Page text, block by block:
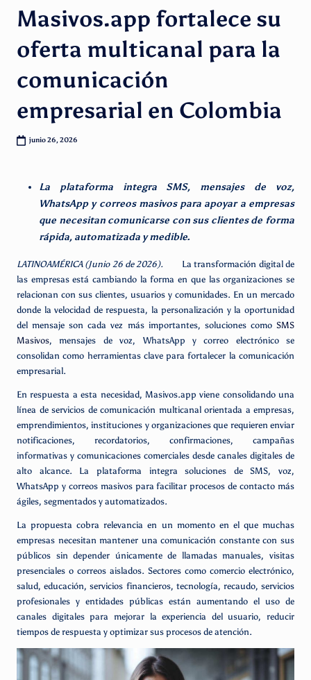
n
n
o
Masivos.app fortalece su
oferta multicanal para la
comunicación
empresarial en Colombia
junio 26, 2026
La plataforma integra SMS, mensajes de voz,
WhatsApp y correos masivos para apoyar a empresas
que necesitan comunicarse con sus clientes de forma
rápida, automatizada y medible.
LATINOAMÉRICA (Junio 26 de 2026). La transformación digital de
las empresas está cambiando la forma en que las organizaciones se
relacionan con sus clientes, usuarios y comunidades. En un mercado
donde la velocidad de respuesta, la personalización y la oportunidad
del mensaje son cada vez más importantes, soluciones como SMS
Masivos, mensajes de voz, WhatsApp y correo electrónico se
consolidan como herramientas clave para fortalecer la comunicación
empresarial.
En respuesta a esta necesidad, Masivos.app viene consolidando una
línea de servicios de comunicación multicanal orientada a empresas,
emprendimientos, instituciones y organizaciones que requieren enviar
notificaciones, recordatorios, confirmaciones, campañas
informativas y comunicaciones comerciales desde canales digitales de
alto alcance. La plataforma integra soluciones de SMS, voz,
WhatsApp y correos masivos para facilitar procesos de contacto más
ágiles, segmentados y automatizados.
La propuesta cobra relevancia en un momento en el que muchas
empresas necesitan mantener una comunicación constante con sus
públicos sin depender únicamente de llamadas manuales, visitas
presenciales o correos aislados. Sectores como comercio electrónico,
salud, educación, servicios financieros, tecnología, recaudo, servicios
profesionales y entidades públicas están aumentando el uso de
canales digitales para mejorar la experiencia del usuario, reducir
tiempos de respuesta y optimizar sus procesos de atención.